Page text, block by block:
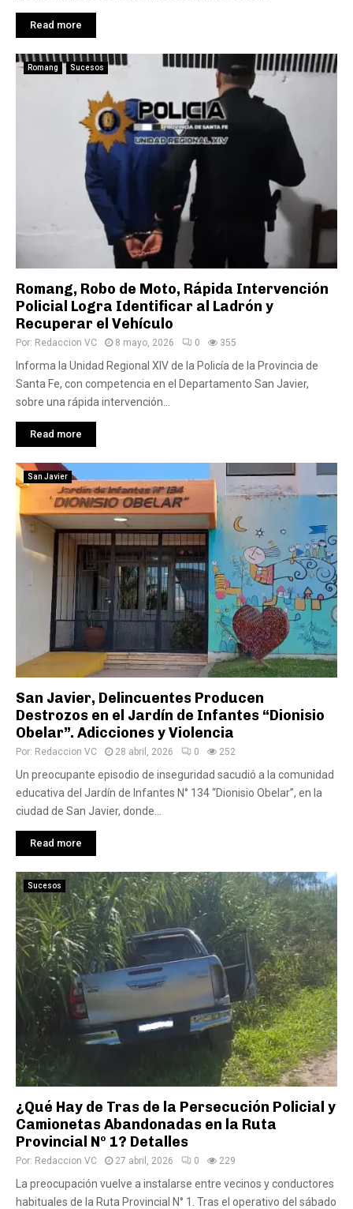
Read more
Romang Sucesos
Romang, Robo de Moto, Rápida Intervención
Policial Logra Identificar al Ladrón y
Recuperar el Vehículo
Por: Redaccion VC 8 mayo, 2026 0 355
Informa la Unidad Regional XIV de la Policía de la Provincia de
Santa Fe, con competencia en el Departamento San Javier,
sobre una rápida intervención...
Read more
San Javier
San Javier, Delincuentes Producen
Destrozos en el Jardín de Infantes “Dionisio
Obelar”. Adicciones y Violencia
Por: Redaccion VC 28 abril, 2026 0 252
Un preocupante episodio de inseguridad sacudió a la comunidad
educativa del Jardín de Infantes N° 134 “Dionisio Obelar”, en la
ciudad de San Javier, donde...
Read more
Sucesos
¿Qué Hay de Tras de la Persecución Policial y
Camionetas Abandonadas en la Ruta
Provincial Nº 1? Detalles
Por: Redaccion VC 27 abril, 2026 0 229
La preocupación vuelve a instalarse entre vecinos y conductores
habituales de la Ruta Provincial N° 1. Tras el operativo del sábado